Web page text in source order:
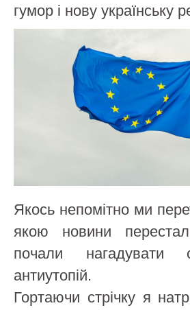
гумор і нову українську
Якось непомітно ми
якою новини
почали нагадувати
антиутопій.
Гортаючи стрічку я